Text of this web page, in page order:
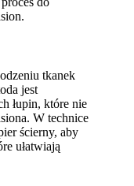
tkanek
jest
łupin, które nie
W technice
ścierny, aby
ułatwiają